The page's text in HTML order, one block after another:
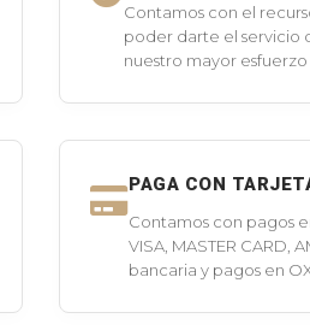
Contamos con el
poder darte el servicio
nuestro mayor
PAGA CON
Contamos con pagos
VISA, MASTER CARD,
bancaria y pagos en